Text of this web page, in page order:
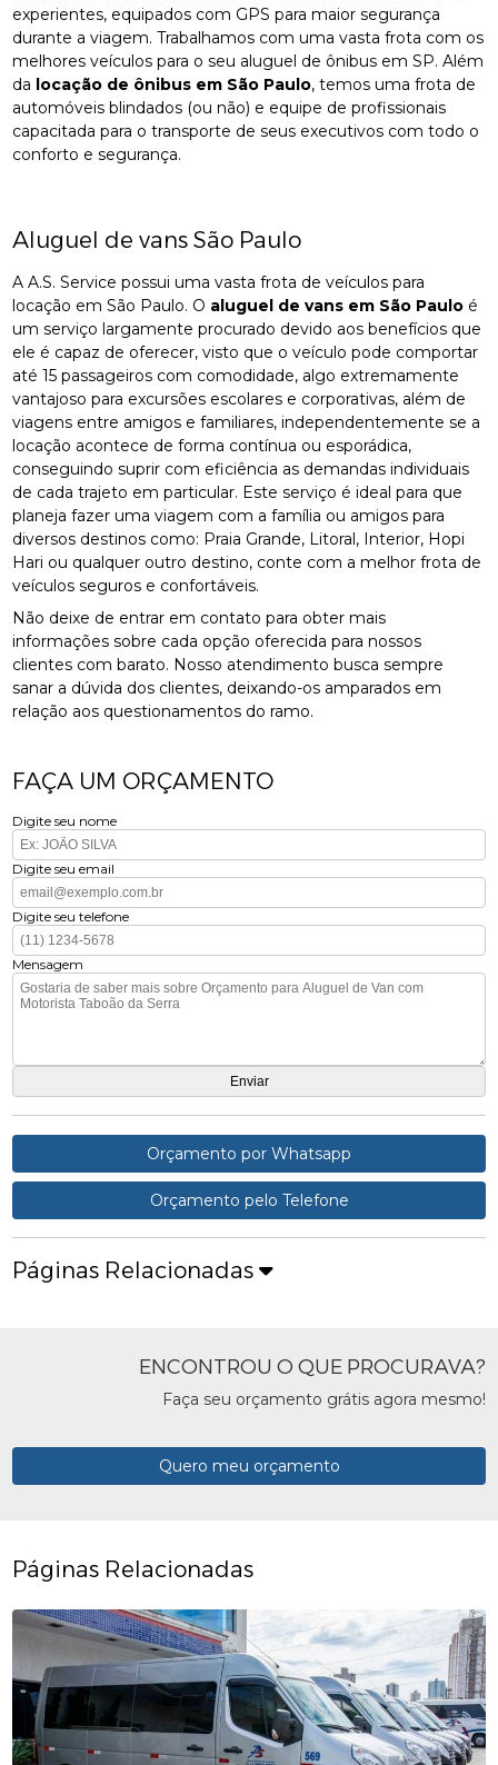
experientes, equipados com GPS para maior segurança
durante a viagem. Trabalhamos com uma vasta frota com os
melhores veículos para o seu aluguel de ônibus em SP. Além
da locação de ônibus em São Paulo, temos uma frota de
automóveis blindados (ou não) e equipe de profissionais
capacitada para o transporte de seus executivos com todo o
conforto e segurança.
Aluguel de vans São Paulo
A A.S. Service possui uma vasta frota de veículos para
locação em São Paulo. O aluguel de vans em São Paulo é
um serviço largamente procurado devido aos benefícios que
ele é capaz de oferecer, visto que o veículo pode comportar
até 15 passageiros com comodidade, algo extremamente
vantajoso para excursões escolares e corporativas, além de
viagens entre amigos e familiares, independentemente se a
locação acontece de forma contínua ou esporádica,
conseguindo suprir com eficiência as demandas individuais
de cada trajeto em particular. Este serviço é ideal para que
planeja fazer uma viagem com a família ou amigos para
diversos destinos como: Praia Grande, Litoral, Interior, Hopi
Hari ou qualquer outro destino, conte com a melhor frota de
veículos seguros e confortáveis.
Não deixe de entrar em contato para obter mais
informações sobre cada opção oferecida para nossos
clientes com barato. Nosso atendimento busca sempre
sanar a dúvida dos clientes, deixando-os amparados em
relação aos questionamentos do ramo.
FAÇA UM ORÇAMENTO
Digite seu nome
Digite seu email
Digite seu telefone
Mensagem
Orçamento por Whatsapp
Orçamento pelo Telefone
Páginas Relacionadas
ENCONTROU O QUE PROCURAVA?
Faça seu orçamento grátis agora mesmo!
Quero meu orçamento
Páginas Relacionadas